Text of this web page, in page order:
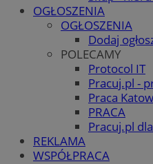
OGŁOSZENIA
OGŁOSZENIA
Dodaj
POLECAMY
Protocol IT
Pracuj.pl -
Praca
PRACA
Pracuj.pl
REKLAMA
WSPÓŁPRACA